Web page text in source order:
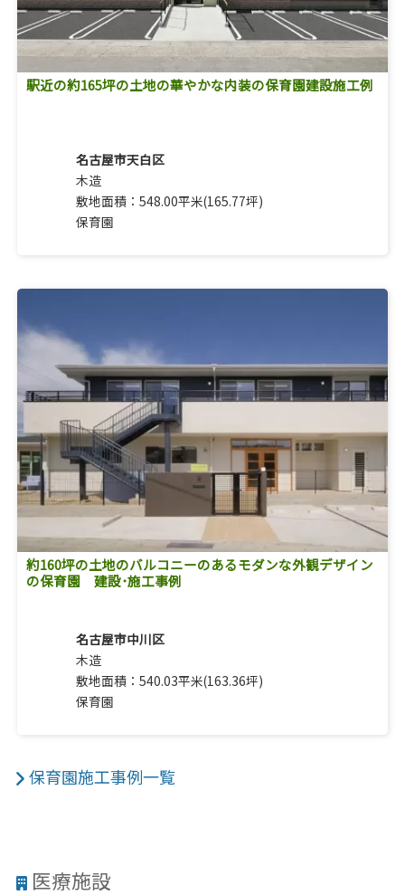
駅近の約165坪の土地の華やかな内装の保育園建設施工例
名古屋市天白区
木造
敷地面積：548.00平米(165.77坪)
保育園
約160坪の土地のバルコニーのあるモダンな外観デザイン
の保育園 建設･施工事例
名古屋市中川区
木造
敷地面積：540.03平米(163.36坪)
保育園
保育園施工事例一覧
医療施設